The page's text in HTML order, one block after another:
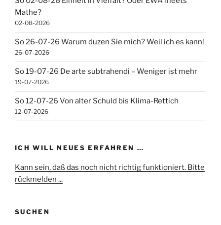
Mathe?
02-08-2026
So 26-07-26 Warum duzen Sie mich? Weil ich es kann!
26-07-2026
So 19-07-26 De arte subtrahendi – Weniger ist mehr
19-07-2026
So 12-07-26 Von alter Schuld bis Klima-Rettich
12-07-2026
ICH WILL NEUES ERFAHREN …
Kann sein, daß das noch nicht richtig funktioniert. Bitte
rückmelden ...
SUCHEN